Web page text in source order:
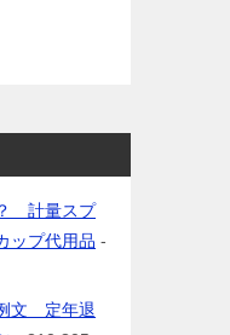
計量スプ
ップ代用品 -
文 定年退